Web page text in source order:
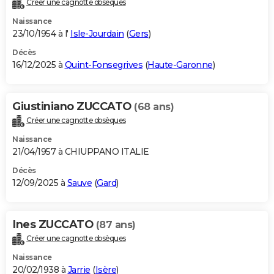
Destinations
City break
Voyage nature
Voyage de noces
Forum
Climat
+PHOTO
GUIDES D'ACHAT
BONS PLANS
Carte de Noël
Carte Bonne année
Carte Saint-Valentin
Carte Pâques
Carte d'anniversaire
DICTIONNAIRE
Dictionnaire
Biographies
Citations
Expressions
Proverbes
PROGRAMME TV
S'inscrire
Se connecter
Lycées
Collèges
Primaires
Universités
Entreprises
Service militaire
Avis de recherche
AVIS DE DÉCÈS
Bricolage
Lifestyle
Culture
Sport
Auto
Television
Voyage
Cinema
Créer une cagnotte obsèques
Naissance
23/10/1954 à l' Isle-Jourdain (Gers)
Décès
16/12/2025 à Quint-Fonsegrives (Haute-Garonne)
Giustiniano ZUCCATO (68 ans)
Créer une cagnotte obsèques
Naissance
21/04/1957 à CHIUPPANO ITALIE
Décès
12/09/2025 à Sauve (Gard)
Ines ZUCCATO (87 ans)
Créer une cagnotte obsèques
Naissance
20/02/1938 à Jarrie (Isère)